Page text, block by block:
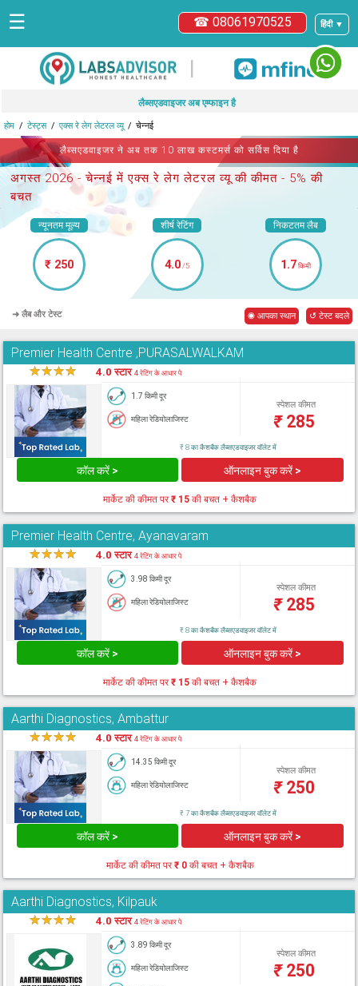
हिंदी ▼
☎ 08061970525
☰
|
लैब्सएडवाइजर अब एम्फाइन है
होम टेस्ट्स एक्स रे लेग लेटरल व्यू चेन्नई
लैब्सएडवाइजर ने अब तक 10 लाख कस्टमर्स को सर्विस दिया है
अगस्त 2026 -चेन्नई में एक्स रे लेग लेटरल व्यूकी कीमत - 5% की
बचत
न्यूनतम मूल्य
₹ 250
शीर्ष रेटिंग
4.0/5
निकटतम लैब
1.7 किमी
➜ लैब और टेस्ट ◉ आपका स्थान ↺ टेस्ट बदले
Premier Health Centre ,PURASALWALKAM
★★★★ 4.0 स्टार4 रेटिंग के आधार पे
1.7 किमी दूर
महिला रेडियोलाजिस्ट
स्पेशल कीमत
₹285
₹ 8 का कैशबैक लैब्सएडवाइजर वॉलेट में
कॉल करें > ऑनलाइन बुक करें >
मार्केट की कीमत पर₹ 15 की बचत + कैशबैक
Premier Health Centre, Ayanavaram
★★★★ 4.0 स्टार4 रेटिंग के आधार पे
3.98 किमी दूर
महिला रेडियोलाजिस्ट
स्पेशल कीमत
₹285
₹ 8 का कैशबैक लैब्सएडवाइजर वॉलेट में
कॉल करें > ऑनलाइन बुक करें >
मार्केट की कीमत पर₹ 15 की बचत + कैशबैक
Aarthi Diagnostics, Ambattur
★★★★ 4.0 स्टार4 रेटिंग के आधार पे
14.35 किमी दूर
महिला रेडियोलाजिस्ट
स्पेशल कीमत
₹250
₹ 7 का कैशबैक लैब्सएडवाइजर वॉलेट में
कॉल करें > ऑनलाइन बुक करें >
मार्केट की कीमत पर₹ 0की बचत + कैशबैक
Aarthi Diagnostics, Kilpauk
★★★★ 4.0 स्टार4 रेटिंग के आधार पे
3.89 किमी दूर
महिला रेडियोलाजिस्ट
स्पेशल कीमत
₹250